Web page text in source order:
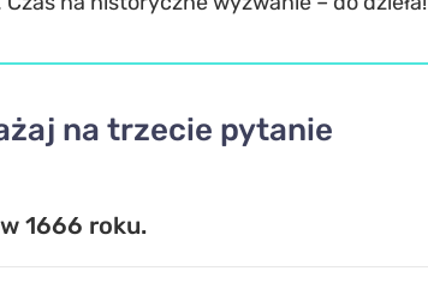
na trzecie pytanie
1666 roku.